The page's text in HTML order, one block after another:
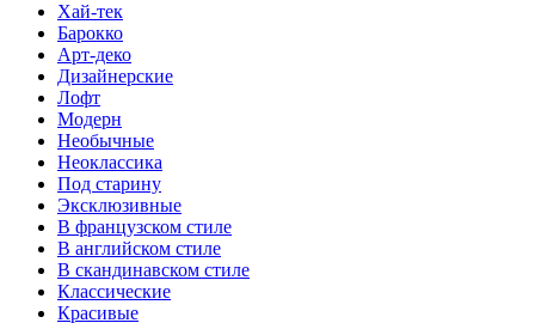
Хай-тек
Барокко
Арт-деко
Дизайнерские
Лофт
Модерн
Необычные
Неоклассика
Под старину
Эксклюзивные
В французском стиле
В английском стиле
В скандинавском стиле
Классические
Красивые